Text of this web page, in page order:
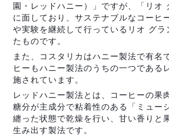
園・レッドハニー）」ですが、「リオ
に面しており、サステナブルなコーヒ
や実験を継続して行っているリオ グラ
たものです。
また、コスタリカはハニー製法で有名
ヒーもハニー製法のうちの一つである
施されています。
レッドハニー製法とは、コーヒーの果
糖分が主成分で粘着性のある「ミュー
纏った状態で乾燥を行い、甘い香りと
生み出す製法です。